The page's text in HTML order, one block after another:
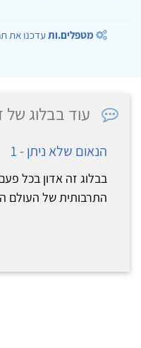
מטפלים.ותעדכנו את
עוד בבלוג
הנאום שלא ניתן - 1
בבלוג זה אדון בכל
התרבותית של העולם